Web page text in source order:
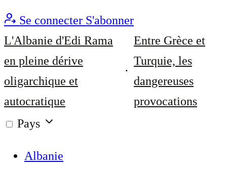
Se connecter S'abonner
L'Albanie d'Edi Rama
en pleine dérive
oligarchique et
autocratique
Entre Grèce et
Turquie, les
dangereuses
provocations
Pays
Albanie